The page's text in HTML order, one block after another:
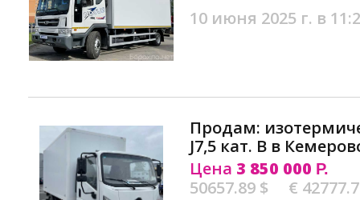
10 июня 2025 г. в
Продам:
J7,5 кат. В в
Цена 3 850 000 Р.
50657.89 $
€